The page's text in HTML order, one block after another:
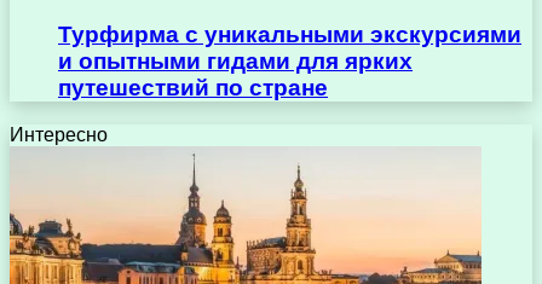
Турфирма с уникальными экскурсиями
и опытными гидами для ярких
путешествий по стране
Интересно